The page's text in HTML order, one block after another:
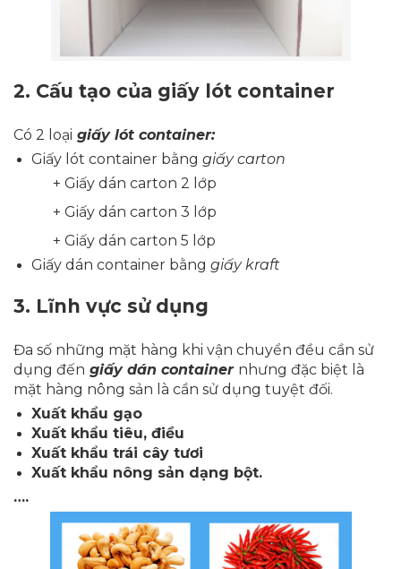
2. Cấu tạo của giấy lót container
Có 2 loại giấy lót container:
Giấy lót container bằng giấy carton
+ Giấy dán carton 2 lớp
+ Giấy dán carton 3 lớp
+ Giấy dán carton 5 lớp
Giấy dán container bằng giấy kraft
3. Lĩnh vực sử dụng
Đa số những mặt hàng khi vận chuyển đều cần sử
dụng đến giấy dán container nhưng đặc biệt là
mặt hàng nông sản là cần sử dụng tuyệt đối.
Xuất khẩu gạo
Xuất khẩu tiêu, điều
Xuất khẩu trái cây tươi
Xuất khẩu nông sản dạng bột.
….